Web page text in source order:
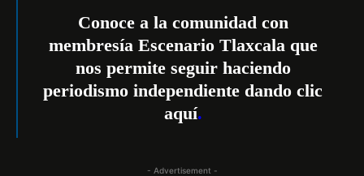
Conoce a la comunidad con
membresía Escenario Tlaxcala que
nos permite seguir haciendo
periodismo independiente dando clic
aquí.
- Advertisement -